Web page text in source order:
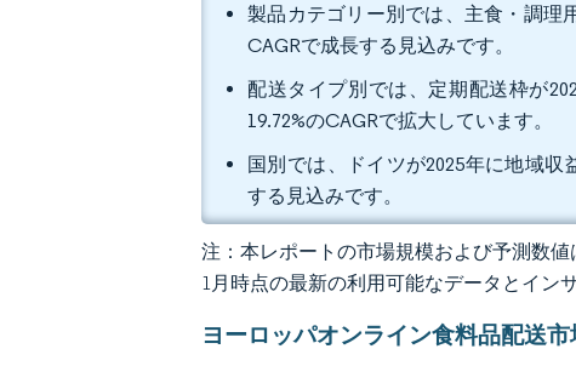
製品カテゴリー別では、主食・調理
CAGRで成長する見込みです。
配送タイプ別では、定期配送枠が
19.72%のCAGRで拡大しています。
国別では、ドイツが2025年に地域収
する見込みです。
注：本レポートの市場規模および予測数
1月時点の最新の利用可能なデータとイン
ヨーロッパオンライン食料品配送